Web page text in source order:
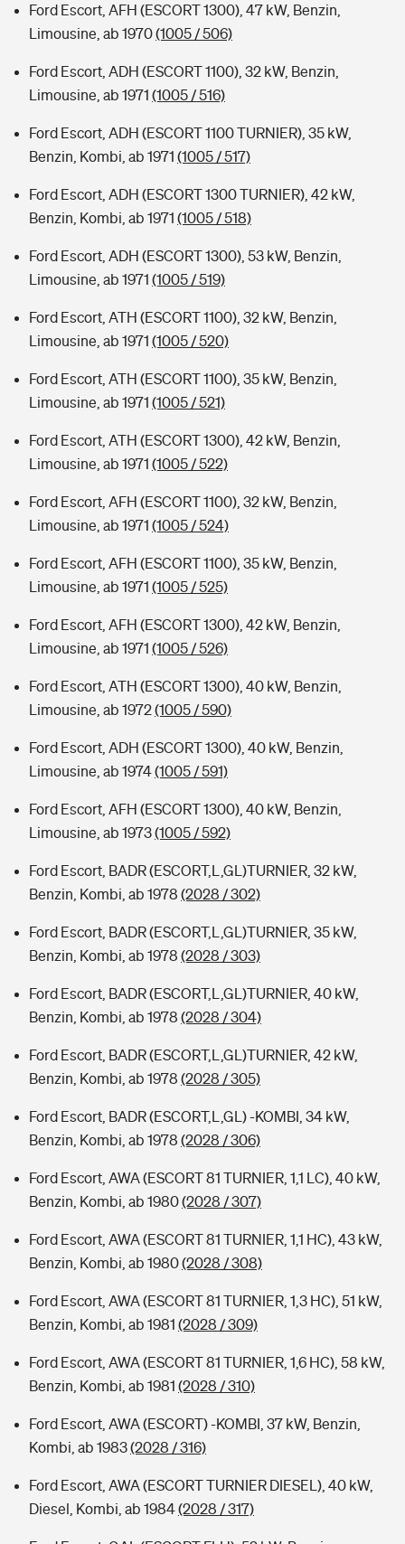
Ford Escort, AFH (ESCORT 1300), 47 kW, Benzin,
Limousine, ab 1970(1005 / 506)
Ford Escort, ADH (ESCORT 1100), 32 kW, Benzin,
Limousine, ab 1971 (1005 / 516)
Ford Escort, ADH (ESCORT 1100 TURNIER), 35 kW,
Benzin, Kombi, ab 1971 (1005 / 517)
Ford Escort, ADH (ESCORT 1300 TURNIER), 42 kW,
Benzin, Kombi, ab 1971 (1005 / 518)
Ford Escort, ADH (ESCORT 1300), 53 kW, Benzin,
Limousine, ab 1971 (1005 / 519)
Ford Escort, ATH (ESCORT 1100), 32 kW, Benzin,
Limousine, ab 1971 (1005 / 520)
Ford Escort, ATH (ESCORT 1100), 35 kW, Benzin,
Limousine, ab 1971 (1005 / 521)
Ford Escort, ATH (ESCORT 1300), 42 kW, Benzin,
Limousine, ab 1971 (1005 / 522)
Ford Escort, AFH (ESCORT 1100), 32 kW, Benzin,
Limousine, ab 1971 (1005 / 524)
Ford Escort, AFH (ESCORT 1100), 35 kW, Benzin,
Limousine, ab 1971 (1005 / 525)
Ford Escort, AFH (ESCORT 1300), 42 kW, Benzin,
Limousine, ab 1971 (1005 / 526)
Ford Escort, ATH (ESCORT 1300), 40 kW, Benzin,
Limousine, ab 1972(1005 / 590)
Ford Escort, ADH (ESCORT 1300), 40 kW, Benzin,
Limousine, ab 1974(1005 / 591)
Ford Escort, AFH (ESCORT 1300), 40 kW, Benzin,
Limousine, ab 1973(1005 / 592)
Ford Escort, BADR (ESCORT,L,GL)TURNIER, 32 kW,
Benzin, Kombi, ab 1978 (2028 / 302)
Ford Escort, BADR (ESCORT,L,GL)TURNIER, 35 kW,
Benzin, Kombi, ab 1978 (2028 / 303)
Ford Escort, BADR (ESCORT,L,GL)TURNIER, 40 kW,
Benzin, Kombi, ab 1978 (2028 / 304)
Ford Escort, BADR (ESCORT,L,GL)TURNIER, 42 kW,
Benzin, Kombi, ab 1978 (2028 / 305)
Ford Escort, BADR (ESCORT,L,GL) -KOMBI, 34 kW,
Benzin, Kombi, ab 1978 (2028 / 306)
Ford Escort, AWA (ESCORT 81 TURNIER, 1,1 LC), 40 kW,
Benzin, Kombi, ab 1980(2028 / 307)
Ford Escort, AWA (ESCORT 81 TURNIER, 1,1 HC), 43 kW,
Benzin, Kombi, ab 1980(2028 / 308)
Ford Escort, AWA (ESCORT 81 TURNIER, 1,3 HC), 51 kW,
Benzin, Kombi, ab 1981 (2028 / 309)
Ford Escort, AWA (ESCORT 81 TURNIER, 1,6 HC), 58 kW,
Benzin, Kombi, ab 1981 (2028 / 310)
Ford Escort, AWA (ESCORT) -KOMBI, 37 kW, Benzin,
Kombi, ab 1983(2028 / 316)
Ford Escort, AWA (ESCORT TURNIER DIESEL), 40 kW,
Diesel, Kombi, ab 1984(2028 / 317)